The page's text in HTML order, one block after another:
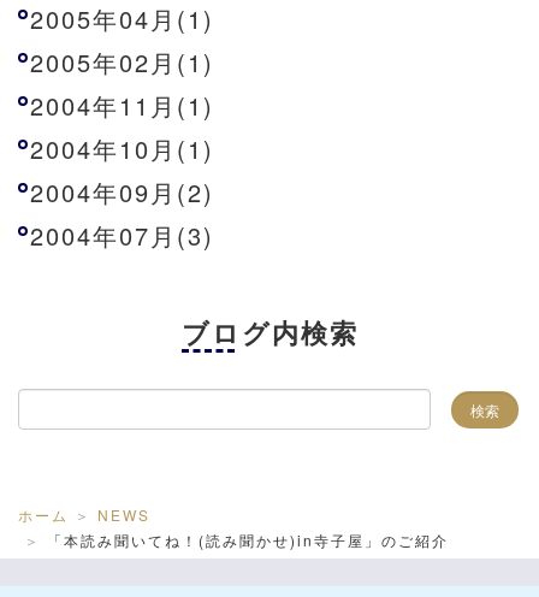
2005年04月(1)
2005年02月(1)
2004年11月(1)
2004年10月(1)
2004年09月(2)
2004年07月(3)
ブログ内検索
ホーム
NEWS
「本読み聞いてね！(読み聞かせ)in寺子屋」のご紹介